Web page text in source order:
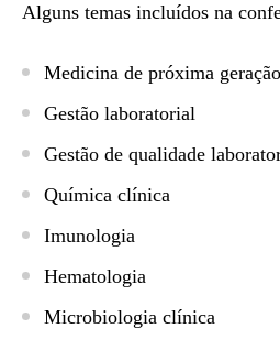
Alguns temas incluídos na
Medicina de próxima geração
Gestão laboratorial
Gestão de qualidade
Química clínica
Imunologia
Hematologia
Microbiologia clínica